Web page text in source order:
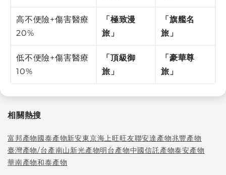
高不便險+傷害醫療
20%
「極致漫
旅」
「旗艦名
旅」
低不便險+傷害醫療
10%
「頂級御
旅」
「豪華尊
旅」
相關熱搜
富邦產物國泰產物新安東京海上旺旺友聯安達產物兆豐產物
臺灣產物/台產南山新光產物明台產物中國信託產物泰安產物
華南產物和泰產物